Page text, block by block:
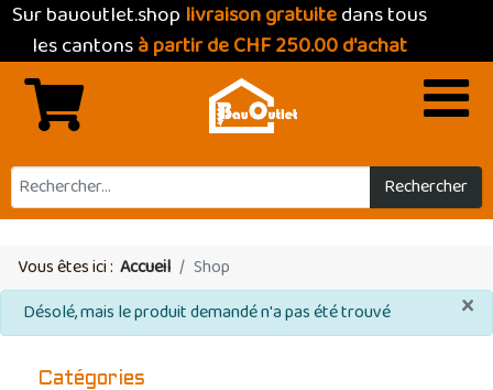
Sur bauoutlet.shop livraison gratuitedans tous
les cantonsà partir de CHF 250.00 d'achat
Rechercher
Vous êtes ici : Accueil Shop
×
info
Désolé, mais le produit demandé n'a pas été trouvé
Catégories